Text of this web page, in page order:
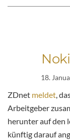
18.
ZDnet meldet,
Arbeitgeber
herunter auf den
künftig darauf